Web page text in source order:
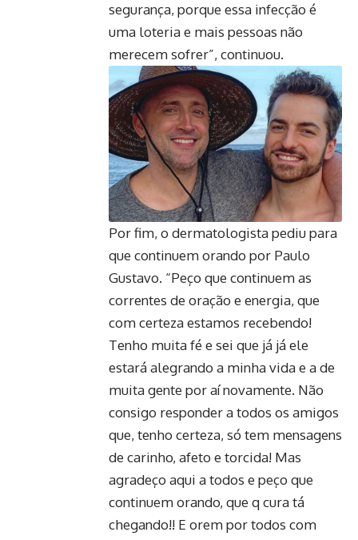
segurança, porque essa infecção é
uma loteria e mais pessoas não
merecem sofrer”, continuou.
Por fim, o dermatologista pediu para
que continuem orando por Paulo
Gustavo. “Peço que continuem as
correntes de oração e energia, que
com certeza estamos recebendo!
Tenho muita fé e sei que já já ele
estará alegrando a minha vida e a de
muita gente por aí novamente. Não
consigo responder a todos os amigos
que, tenho certeza, só tem mensagens
de carinho, afeto e torcida! Mas
agradeço aqui a todos e peço que
continuem orando, que q cura tá
chegando!! E orem por todos com